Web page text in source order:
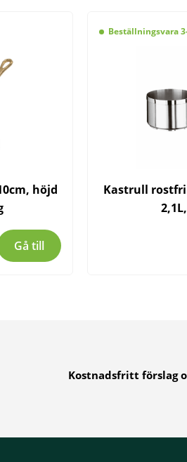
höjd
Gå till
Beställningsvara
Kastrull rostfri
Kostnadsfritt förslag